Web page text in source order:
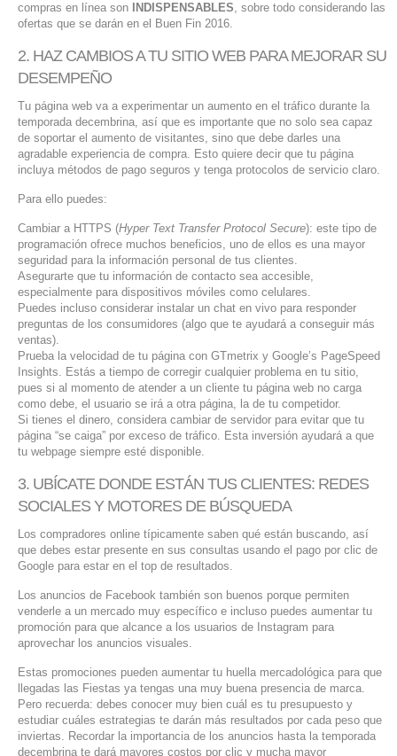
ASESORÍA TECNOLÓGICA
TRANSFORMACIÓN DIGITAL
PORTAFOLIO
BLOG
CONTACTO
compras en línea son
INDISPENSABLES, sobre todo considerando las
ofertas que se darán en el Buen Fin 2016.
2. HAZ CAMBIOS A TU SITIO WEB PARA MEJORAR SU
DESEMPEÑO
Tu página web va a experimentar un aumento en el tráfico durante la
temporada decembrina, así que es importante que no solo sea capaz
de soportar el aumento de visitantes, sino que debe darles una
agradable experiencia de compra. Esto quiere decir que tu página
incluya métodos de pago seguros y tenga protocolos de servicio claro.
Para ello puedes:
Cambiar a HTTPS (Hyper Text Transfer Protocol Secure): este tipo de
programación ofrece muchos beneficios, uno de ellos es una mayor
seguridad para la información personal de tus clientes.
Asegurarte que tu información de contacto sea accesible,
especialmente para dispositivos móviles como celulares.
Puedes incluso considerar instalar un chat en vivo para responder
preguntas de los consumidores (algo que te ayudará a conseguir más
ventas).
Prueba la velocidad de tu página con GTmetrix y Google’s PageSpeed
Insights. Estás a tiempo de corregir cualquier problema en tu sitio,
pues si al momento de atender a un cliente tu página web no carga
como debe, el usuario se irá a otra página, la de tu competidor.
Si tienes el dinero, considera cambiar de servidor para evitar que tu
página “se caiga” por exceso de tráfico. Esta inversión ayudará a que
tu webpage siempre esté disponible.
3. UBÍCATE DONDE ESTÁN TUS CLIENTES: REDES
SOCIALES Y MOTORES DE BÚSQUEDA
Los compradores online típicamente saben qué están buscando, así
que debes estar presente en sus consultas usando el pago por clic de
Google para estar en el top de resultados.
Los anuncios de Facebook también son buenos porque permiten
venderle a un mercado muy específico e incluso puedes aumentar tu
promoción para que alcance a los usuarios de Instagram para
aprovechar los anuncios visuales.
Estas promociones pueden aumentar tu huella mercadológica para que
llegadas las Fiestas ya tengas una muy buena presencia de marca.
Pero recuerda: debes conocer muy bien cuál es tu presupuesto y
estudiar cuáles estrategias te darán más resultados por cada peso que
inviertas. Recordar la importancia de los anuncios hasta la temporada
decembrina te dará mayores costos por clic y mucha mayor